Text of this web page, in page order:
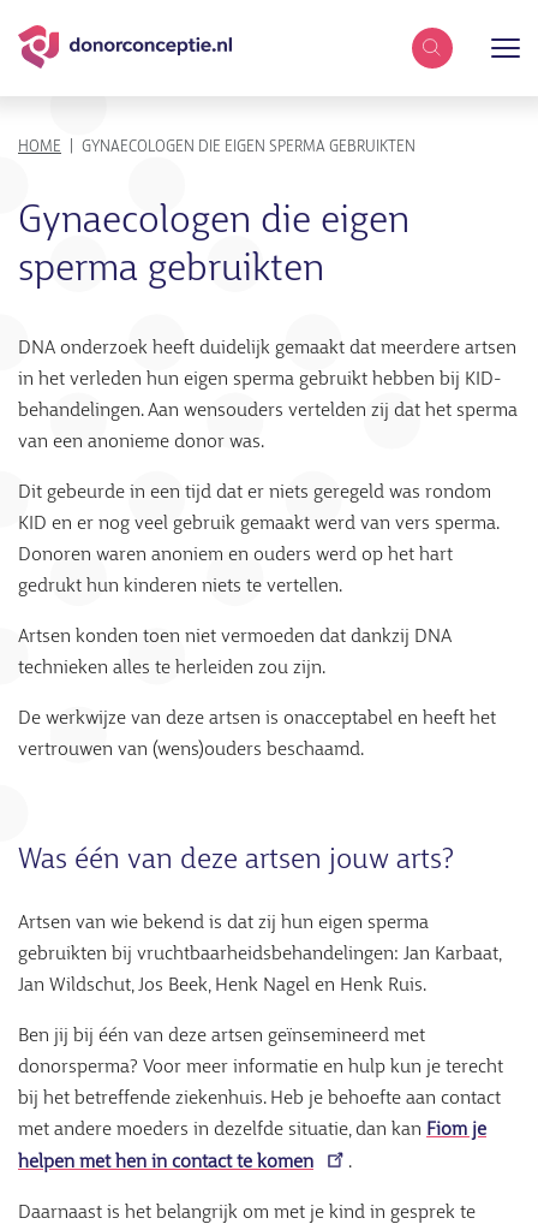
Zoekterm
KRUIMELPAD
HOME GYNAECOLOGEN DIE EIGEN SPERMA GEBRUIKTEN
Gynaecologen die eigen
sperma gebruikten
DNA onderzoek heeft duidelijk gemaakt dat meerdere artsen
in het verleden hun eigen sperma gebruikt hebben bij KID-
behandelingen. Aan wensouders vertelden zij dat het sperma
van een anonieme donor was.
Dit gebeurde in een tijd dat er niets geregeld was rondom
KID en er nog veel gebruik gemaakt werd van vers sperma.
Donoren waren anoniem en ouders werd op het hart
gedrukt hun kinderen niets te vertellen.
Artsen konden toen niet vermoeden dat dankzij DNA
technieken alles te herleiden zou zijn.
De werkwijze van deze artsen is onacceptabel en heeft het
vertrouwen van (wens)ouders beschaamd.
Was één van deze artsen jouw arts?
Artsen van wie bekend is dat zij hun eigen sperma
gebruikten bij vruchtbaarheidsbehandelingen: Jan Karbaat,
Jan Wildschut, Jos Beek, Henk Nagel en Henk Ruis.
Ben jij bij één van deze artsen geïnsemineerd met
donorsperma? Voor meer informatie en hulp kun je terecht
bij het betreffende ziekenhuis. Heb je behoefte aan contact
met andere moeders in dezelfde situatie, dan kan Fiom je
helpen met hen in contact te komen
.
Daarnaast is het belangrijk om met je kind in gesprek te